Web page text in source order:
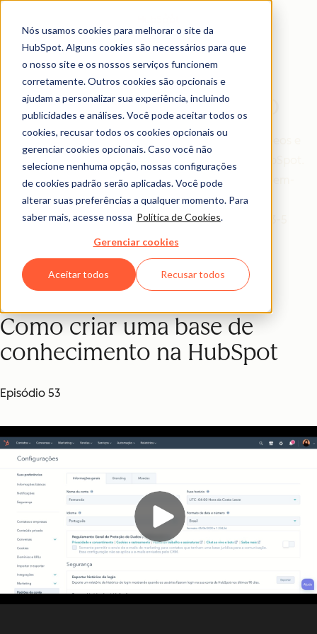
Nós usamos cookies para melhorar o site da
HubSpot. Alguns cookies são necessários para que
o nosso site e os nossos serviços funcionem
corretamente. Outros cookies são opcionais e
ajudam a personalizar sua experiência, incluindo
publicidades e análises. Você pode aceitar todos os
cookies, recusar todos os cookies opcionais ou
gerenciar cookies opcionais. Caso você não
selecione nenhuma opção, nossas configurações
de cookies padrão serão aplicadas. Você pode
alterar suas preferências a qualquer momento. Para
saber mais, acesse nossa Política de Cookies.
Gerenciar cookies
Aceitar todos Recusar todos
HubSpot Em Vídeo
Com o Hubspot Em Vídeo você pode acessar vídeos e
webinars lançados mensalmente para clientes HubSpot.
Queremos ajudar clientes como você a serem bem-
sucedidos com o HubSpot, facilitando o seu
aprendizado através de vídeos rápidos (entre 3-5
minutos) e webinars.
Como criar uma base de
conhecimento na HubSpot
Episódio 53